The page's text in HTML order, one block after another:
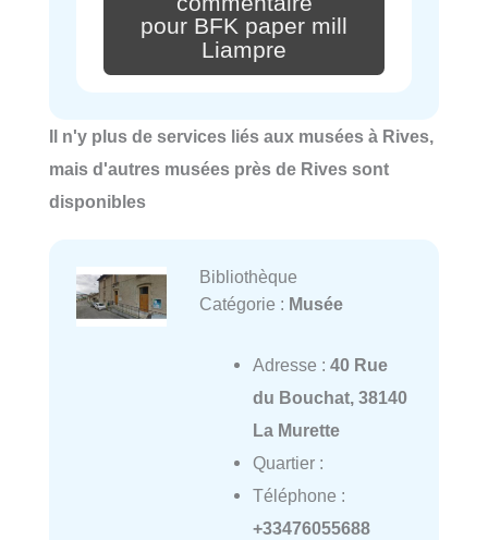
pour BFK paper mill
Liampre
Il n'y plus de services liés aux musées à Rives,
mais d'autres musées près de Rives sont
disponibles
Bibliothèque
Catégorie : Musée
Adresse : 40 Rue
du Bouchat, 38140
La Murette
Quartier :
Téléphone :
+33476055688